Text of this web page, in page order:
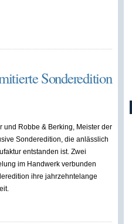
Sonderedition
und Robbe & Berking, Meister der
Sonderedition, die anlässlich
entstanden ist. Zwei
im Handwerk verbunden
ihre jahrzehntelange